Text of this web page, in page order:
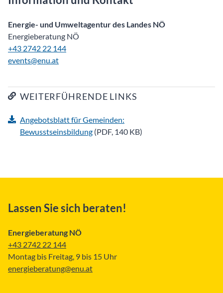
Energie- und Umweltagentur des Landes NÖ
Energieberatung NÖ
+43 2742 22 144
events@enu.at
WEITERFÜHRENDE LINKS
Angebotsblatt für Gemeinden:
Bewusstseinsbildung (PDF, 140 KB)
Lassen Sie sich beraten!
Energieberatung NÖ
+43 2742 22 144
Montag bis Freitag, 9 bis 15 Uhr
energieberatung@enu.at